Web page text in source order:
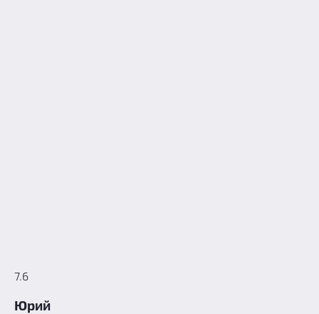
7.6
Юрий